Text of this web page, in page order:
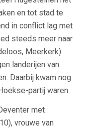
en tot stad te
in conflict lag met
steeds meer naar
Meerkerk)
landerijen van
Daarbij kwam nog
partij waren.
met
vrouwe van